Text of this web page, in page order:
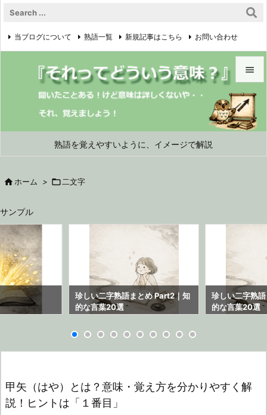
熟語を覚えやすいように、イメージで解説


メニュ


当ブログについて 熟語一覧 新規記事はこちら お問い合わせ
プライバシーポリシー 
 ホーム >  二文字
サンプル
珍しい二字熟語まとめ Part2｜知
的な言葉20選
珍しい二字熟
的な言葉20選
甲矢（はや）とは？意味・覚え方を分かりやすく解
説！ヒントは「１番目」